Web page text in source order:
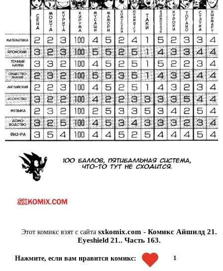
Этот комикс взят с сайта sxkomix.com - Комикс Айшилд 21.
Eyeshield 21.. Часть 163.
Нажмите, если вам нравится комикс: 1